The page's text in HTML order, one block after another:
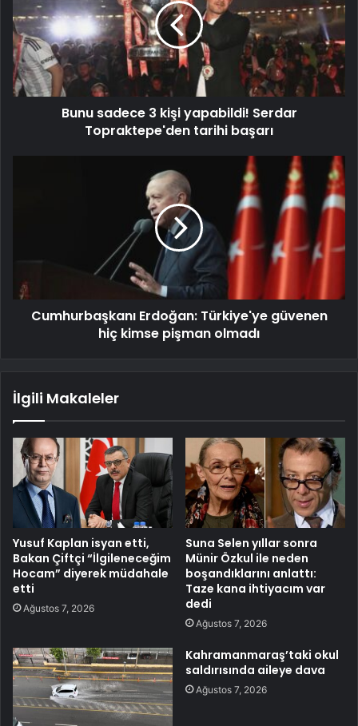
Bunu sadece 3 kişi yapabildi! Serdar
Topraktepe'den tarihi başarı
Cumhurbaşkanı Erdoğan: Türkiye'ye güvenen
hiç kimse pişman olmadı
İlgili Makaleler
Yusuf Kaplan isyan etti,
Bakan Çiftçi “İlgileneceğim
Hocam” diyerek müdahale
etti
Ağustos 7, 2026
Suna Selen yıllar sonra
Münir Özkul ile neden
boşandıklarını anlattı:
Taze kana ihtiyacım var
dedi
Ağustos 7, 2026
Kahramanmaraş’taki okul
saldırısında aileye dava
Ağustos 7, 2026